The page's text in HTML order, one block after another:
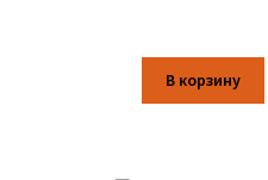
В корзину